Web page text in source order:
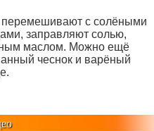
с солёными
заправляют солью,
маслом. Можно ещё
чеснок и варёный